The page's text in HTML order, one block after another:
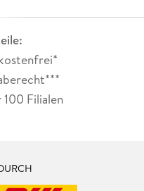
Filialen